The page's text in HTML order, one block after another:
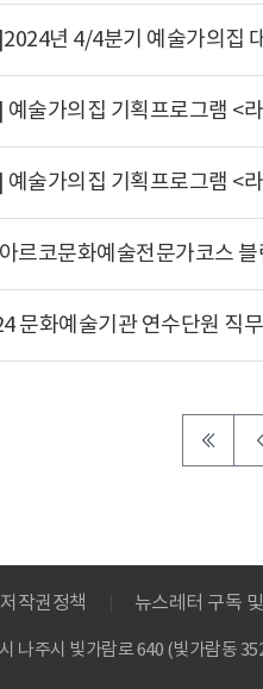
년 4/4분기 예술가의집
예술가의집 기획프로그램 <
예술가의집 기획프로그램 <
르코문화예술전문가코스
문화예술기관 연수단원 직
저작권정책 뉴스레터 구독
나주시 빛가람로 640 (빛가람동